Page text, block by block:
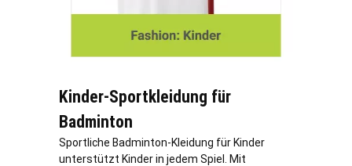
Kinder-Sportkleidung für
Badminton
Sportliche Badminton-Kleidung für Kinder
unterstützt Kinder in jedem Spiel. Mit